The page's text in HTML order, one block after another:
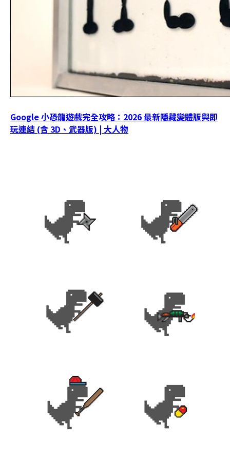
Google 小恐龍遊戲完全攻略：2026 最新隱藏變體版與即
玩連結 (含 3D、武器版) | 大人物